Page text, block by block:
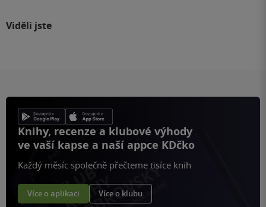
Viděli jste
Knihy, recenze a klubové výhody
ve vaší kapse a naší appce KDčko
Každý měsíc společně přečteme tisíce knih
Více o aplikaci Více o klubu